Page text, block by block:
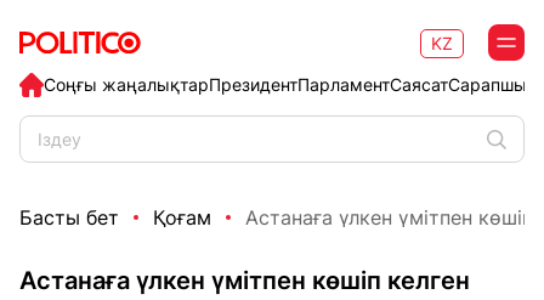
Соңғы жаңалықтарПрезидентПарламентСаясат
KZ
Басты бет Қоғам Астанаға үлкен үмітпен көшіп
Астанаға үлкен үмітпен көшіп келген